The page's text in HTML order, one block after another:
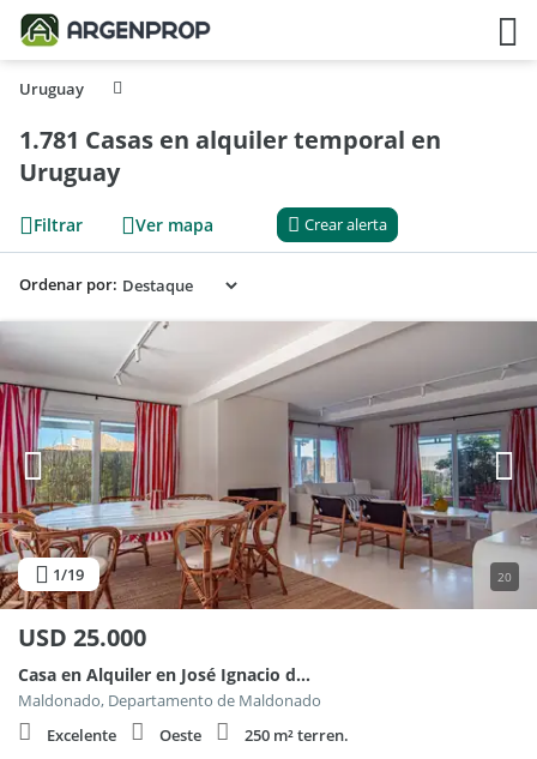
Uruguay
1.781 Casas en alquiler temporal en
Uruguay
Filtrar Ver mapa Crear alerta
Ordenar por:
1/19 20
USD 25.000
Casa en Alquiler en José Ignacio de 4 dormitorios 100
Maldonado, Departamento de Maldonado
Excelente
Oeste
250 m² terren.